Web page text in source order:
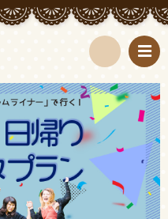
検
索